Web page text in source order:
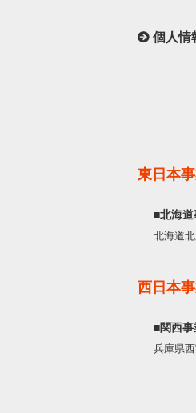
個人情
東日本
■北海道
北海道
西日本
■関西事
兵庫県